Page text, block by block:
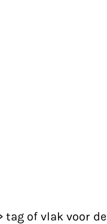
tag of vlak voor de